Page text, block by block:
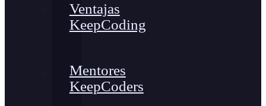
Ventajas
KeepCoding
Mentores
KeepCoders